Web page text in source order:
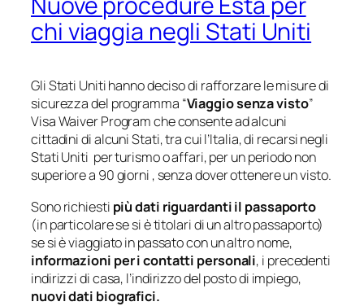
chi viaggia negli Stati Uniti
Gli Stati Uniti hanno deciso di rafforzare le misure di
sicurezza del programma “Viaggio senza visto”
Visa Waiver Program che consente ad alcuni
cittadini di alcuni Stati, tra cui l’Italia, di recarsi negli
Stati Uniti per turismo o affari, per un periodo non
superiore a 90 giorni , senza dover ottenere un visto.
Sono richiesti più dati riguardanti il passaporto
(in particolare se si è titolari di un altro passaporto)
se si è viaggiato in passato con un altro nome,
informazioni per i contatti personali, i precedenti
indirizzi di casa, l’indirizzo del posto di impiego,
nuovi dati biografici.